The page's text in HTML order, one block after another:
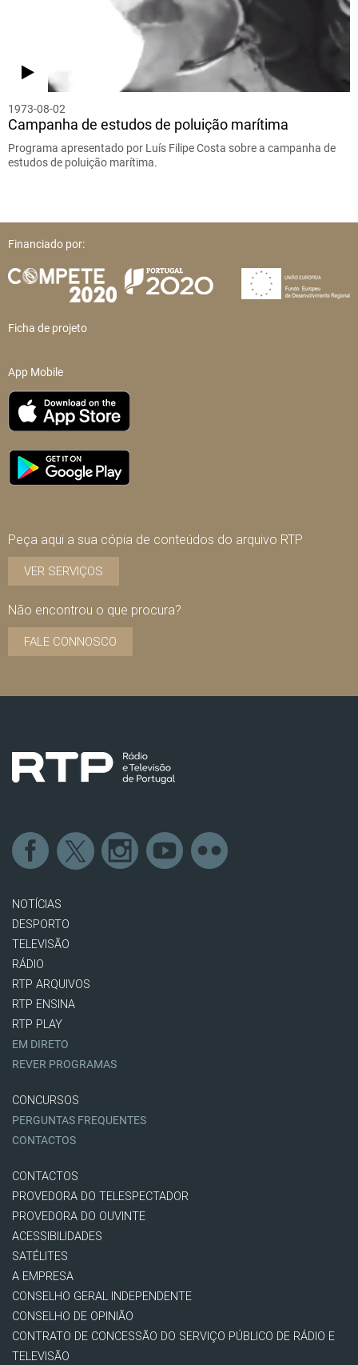
1973-08-02
Campanha de estudos de poluição marítima
Programa apresentado por Luís Filipe Costa sobre a campanha de
estudos de poluição marítima.
Financiado por:
Ficha de projeto
App Mobile
Peça aqui a sua cópia de conteúdos do arquivo RTP
VER SERVIÇOS
Não encontrou o que procura?
FALE CONNOSCO
NOTÍCIAS
DESPORTO
TELEVISÃO
RÁDIO
RTP ARQUIVOS
RTP ENSINA
RTP PLAY
EM DIRETO
REVER PROGRAMAS
CONCURSOS
PERGUNTAS FREQUENTES
CONTACTOS
CONTACTOS
PROVEDORA DO TELESPECTADOR
PROVEDORA DO OUVINTE
ACESSIBILIDADES
SATÉLITES
A EMPRESA
CONSELHO GERAL INDEPENDENTE
CONSELHO DE OPINIÃO
CONTRATO DE CONCESSÃO DO SERVIÇO PÚBLICO DE RÁDIO E
TELEVISÃO